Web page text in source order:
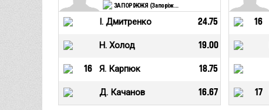
ЗАПОРІЖЖЯ (Запоріжжя)
І. Дмитренко 24.75
Н. Холод 19.00
16 Я. Карпюк 18.75
Д. Качанов 16.67
16
17